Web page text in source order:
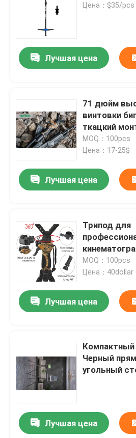
Главная страница
Продукция
Ролики
Цена：$35/pcs
Лучшая цена
71 дюйм
винтовки
ткацкий
MOQ：100pcs
Цена：17-25$
Лучшая цена
Трипод для
MOQ：100pcs
Цена：40dollar
Лучшая цена
Черный
угольный
Лучшая цена